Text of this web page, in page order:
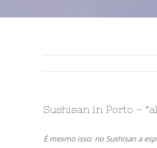
Sushisan in Porto –
É mesmo isso: no Sushisan a